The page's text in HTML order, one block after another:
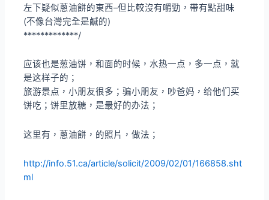
左下疑似蔥油餅的東西–但比較沒有嚼勁，帶有點甜味
(不像台灣完全是鹹的)
*************/
应该也是葱油饼，和面的时候，水热一点，多一点，就
是这样子的；
旅游景点，小朋友很多；骗小朋友，吵爸妈，给他们买
饼吃；饼里放糖，是最好的办法；
这里有，蔥油餅，的照片，做法；
http://info.51.ca/article/solicit/2009/02/01/166858.sht
ml